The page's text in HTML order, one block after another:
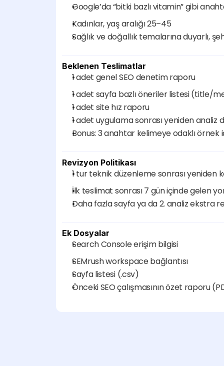
Google’da “bitki bazlı vitamin” gibi
Kadınlar, yaş aralığı 25–45
Sağlık ve doğallık temalarına duyarlı,
Beklenen Teslimatlar
1 adet genel SEO denetim raporu
1 adet sayfa bazlı öneriler listesi (title/
1 adet site hız raporu
1 adet uygulama sonrası yeniden analiz
Bonus: 3 anahtar kelimeye odaklı örnek
Revizyon Politikası
1 tur teknik düzenleme sonrası yeniden
İlk teslimat sonrası 7 gün içinde gelen
Daha fazla sayfa ya da 2. analiz ekstra
Ek Dosyalar
Search Console erişim bilgisi
SEMrush workspace bağlantısı
Sayfa listesi (.csv)
Önceki SEO çalışmasının özet raporu